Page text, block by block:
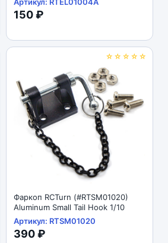
10pcs/bag
150 ₽
☆☆☆☆☆
Фаркоп RCTurn (#RTSM01020)
Aluminum Small Tail Hook 1/10
Артикул: RTSM01020
390 ₽